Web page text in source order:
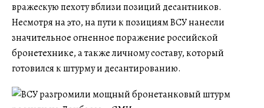
вражескую пехоту вблизи позиций десантников.
Несмотря на это, на пути к позициям ВСУ нанесли
значительное огненное поражение российской
бронетехнике, а также личному составу, который
готовился к штурму и десантированию.